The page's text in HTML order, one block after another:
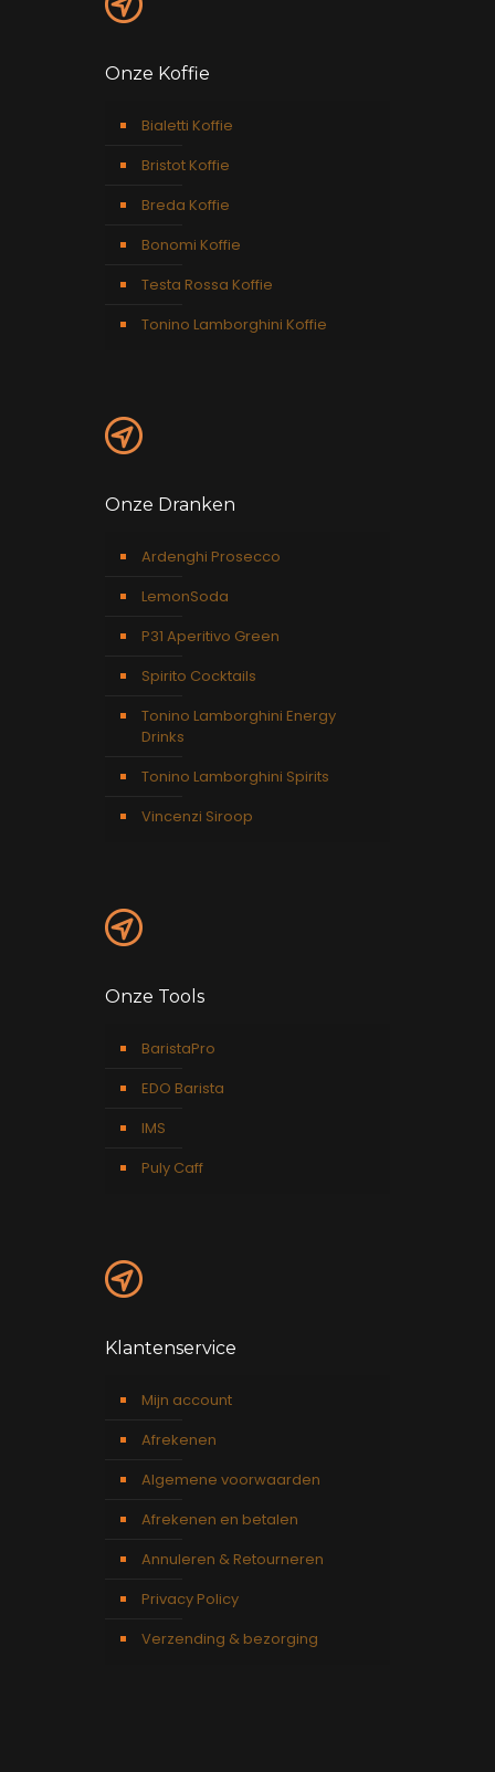
Onze Koffie
Bialetti Koffie
Bristot Koffie
Breda Koffie
Bonomi Koffie
Testa Rossa Koffie
Tonino Lamborghini Koffie
Onze Dranken
Ardenghi Prosecco
LemonSoda
P31 Aperitivo Green
Spirito Cocktails
Tonino Lamborghini Energy
Drinks
Tonino Lamborghini Spirits
Vincenzi Siroop
Onze Tools
BaristaPro
EDO Barista
IMS
Puly Caff
Klantenservice
Mijn account
Afrekenen
Algemene voorwaarden
Afrekenen en betalen
Annuleren & Retourneren
Privacy Policy
Verzending & bezorging